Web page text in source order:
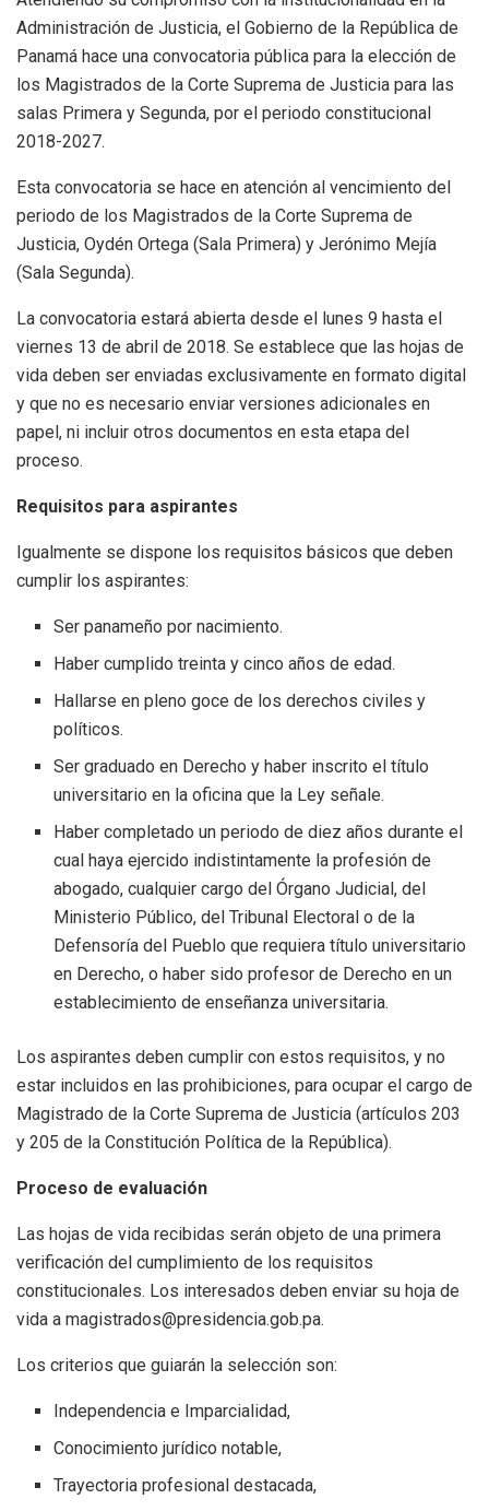
Administración de Justicia, el Gobierno de la República de
Panamá hace una convocatoria pública para la elección de
los Magistrados de la Corte Suprema de Justicia para las
salas Primera y Segunda, por el periodo constitucional
2018-2027.
Esta convocatoria se hace en atención al vencimiento del
periodo de los Magistrados de la Corte Suprema de
Justicia, Oydén Ortega (Sala Primera) y Jerónimo Mejía
(Sala Segunda).
La convocatoria estará abierta desde el lunes 9 hasta el
viernes 13 de abril de 2018. Se establece que las hojas de
vida deben ser enviadas exclusivamente en formato digital
y que no es necesario enviar versiones adicionales en
papel, ni incluir otros documentos en esta etapa del
proceso.
Requisitos para aspirantes
Igualmente se dispone los requisitos básicos que deben
cumplir los aspirantes:
Ser panameño por nacimiento.
Haber cumplido treinta y cinco años de edad.
Hallarse en pleno goce de los derechos civiles y
políticos.
Ser graduado en Derecho y haber inscrito el título
universitario en la oficina que la Ley señale.
Haber completado un periodo de diez años durante el
cual haya ejercido indistintamente la profesión de
abogado, cualquier cargo del Órgano Judicial, del
Ministerio Público, del Tribunal Electoral o de la
Defensoría del Pueblo que requiera título universitario
en Derecho, o haber sido profesor de Derecho en un
establecimiento de enseñanza universitaria.
Los aspirantes deben cumplir con estos requisitos, y no
estar incluidos en las prohibiciones, para ocupar el cargo de
Magistrado de la Corte Suprema de Justicia (artículos 203
y 205 de la Constitución Política de la República).
Proceso de evaluación
Las hojas de vida recibidas serán objeto de una primera
verificación del cumplimiento de los requisitos
constitucionales. Los interesados deben enviar su hoja de
vida a magistrados@presidencia.gob.pa.
Los criterios que guiarán la selección son:
Independencia e Imparcialidad,
Conocimiento jurídico notable,
Trayectoria profesional destacada,